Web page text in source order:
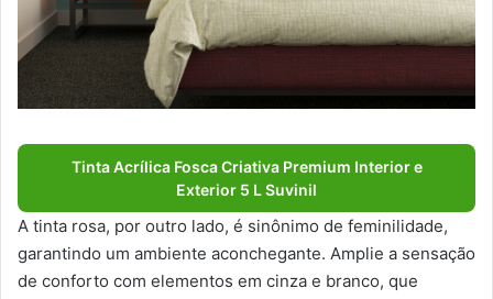
Tinta Acrílica Fosca Criativa Premium Interior e
Exterior 5 L Suvinil
A tinta rosa, por outro lado, é sinônimo de feminilidade,
garantindo um ambiente aconchegante. Amplie a sensação
de conforto com elementos em cinza e branco, que